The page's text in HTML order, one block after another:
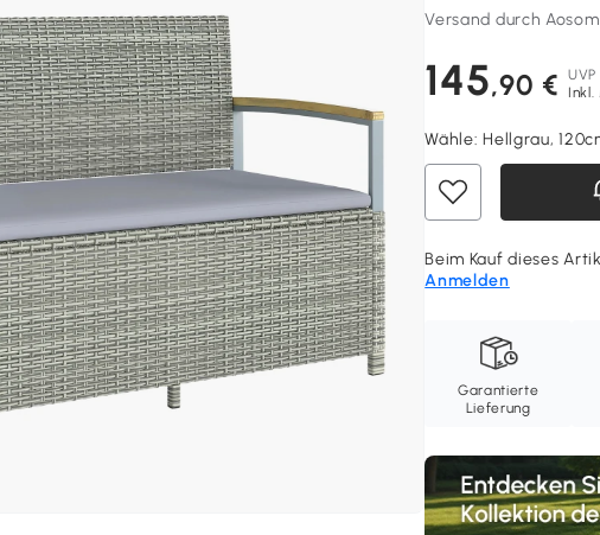
Versand durch
145,90 € UVP
Inkl.
Wähle:Hellgrau,
Beim Kauf dieses
Anmelden
Garantierte
Lieferung